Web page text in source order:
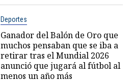
Deportes
Ganador del Balón de Oro que
muchos pensaban que se iba a
retirar tras el Mundial 2026
anunció que jugará al fútbol al
menos un año más